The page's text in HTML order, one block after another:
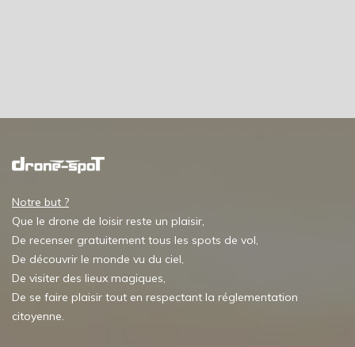
Notre but ?
Que le drone de loisir reste un plaisir,
De recenser gratuitement tous les spots de vol,
De découvrir le monde vu du ciel,
De visiter des lieux magiques,
De se faire plaisir tout en respectant la réglementation
citoyenne.